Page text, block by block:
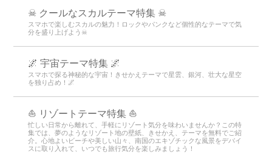
☠ クールなスカルテーマ特集 ☠
スマホで楽しむスカルの魅力！ロックやパンクなど個性的なテーマで気
分を盛り上げよう☠
🌌 宇宙テーマ特集 🌌
スマホで探る神秘的な宇宙！きせかえテーマで星雲、銀河、壮大な星空
を独り占め！🌌
⛵ リゾートテーマ特集 ⛵
忙しい日常から離れて、手軽にリゾート気分を味わいませんか？この特
集では、夢のようなリゾート地の壁紙、きせかえ、テーマを無料でご紹
介。心地よいビーチや美しい山々、南国のエキゾチックな風景をデバイ
スに取り入れて、いつでも旅行気分を楽しみましょう！